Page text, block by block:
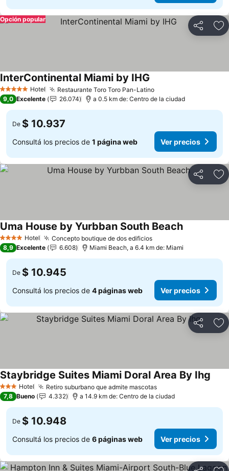
Compartir
Opción popular
5 Estrellas Hotel Restaurante Toro Toro Pan-LatinoVer precios
InterContinental Miami by IHG
9,0 Excelente 26.074 a 0.5 km de: Centro de la ciudad
De $ 10.937
Consultá los precios de 1 página web Ver precios
Compartir
4 EstrellasHotel Concepto boutique de dos edificiosVer precios
Uma House by Yurbban South BeachVer precios
8,9 Excelente 6.608 Miami Beach, a 6.4 km de: Miami
De $ 10.945
Consultá los precios de 4 páginas web Ver precios
Compartir
3 Estrellas
Hotel Retiro suburbano que admite mascotasVer precios
Staybridge Suites Miami Doral Area By Ihg
7,8 Bueno 4.332 a 14.9 km de: Centro de la ciudad
De $ 10.948
Consultá los precios de 6 páginas web Ver precios